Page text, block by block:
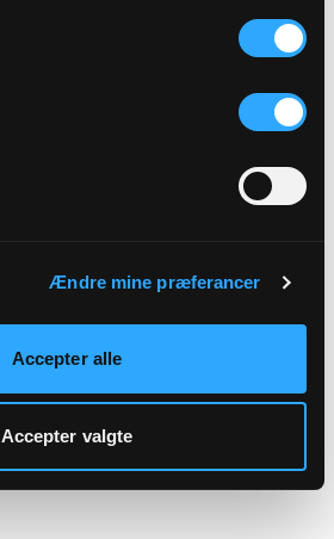
Ændre mine præferancer
Accepter alle
Accepter valgte